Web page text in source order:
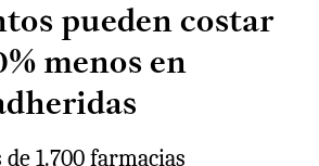
pueden costar
menos en
1.700 farmacias